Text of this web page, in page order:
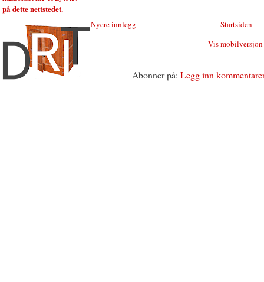
på dette nettstedet.
Nyere innlegg
Startsiden
Vis mobilversjon
Abonner på: Legg inn